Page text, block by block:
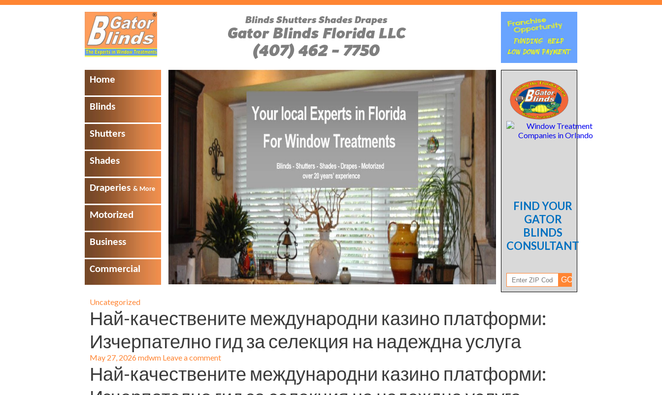
Blinds Shutters Shades Drapes
Gator Blinds Florida LLC
(407) 462 - 7750
Home
Blinds
Shutters
Shades
Draperies & More
Motorized
Business
Commercial
FIND YOUR
GATOR
BLINDS
CONSULTANT
Uncategorized
Най-качествените международни казино платформи:
Изчерпателно гид за селекция на надеждна услуга
May 27, 2026mdwm Leave a comment
Най-качествените международни казино платформи: